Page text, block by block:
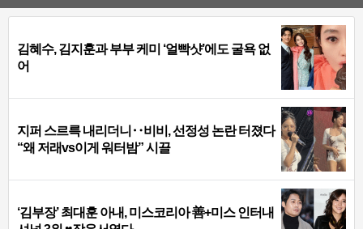
김혜수, 김지훈과 부부 케미 ‘얼빡샷’에도 굴욕 없
어
지퍼 스르륵 내리더니‥비비, 선정성 논란 터졌다
“왜 저래vs이게 워터밤” 시끌
‘김부장’ 최대훈 아내, 미스코리아 善+미스 인터내